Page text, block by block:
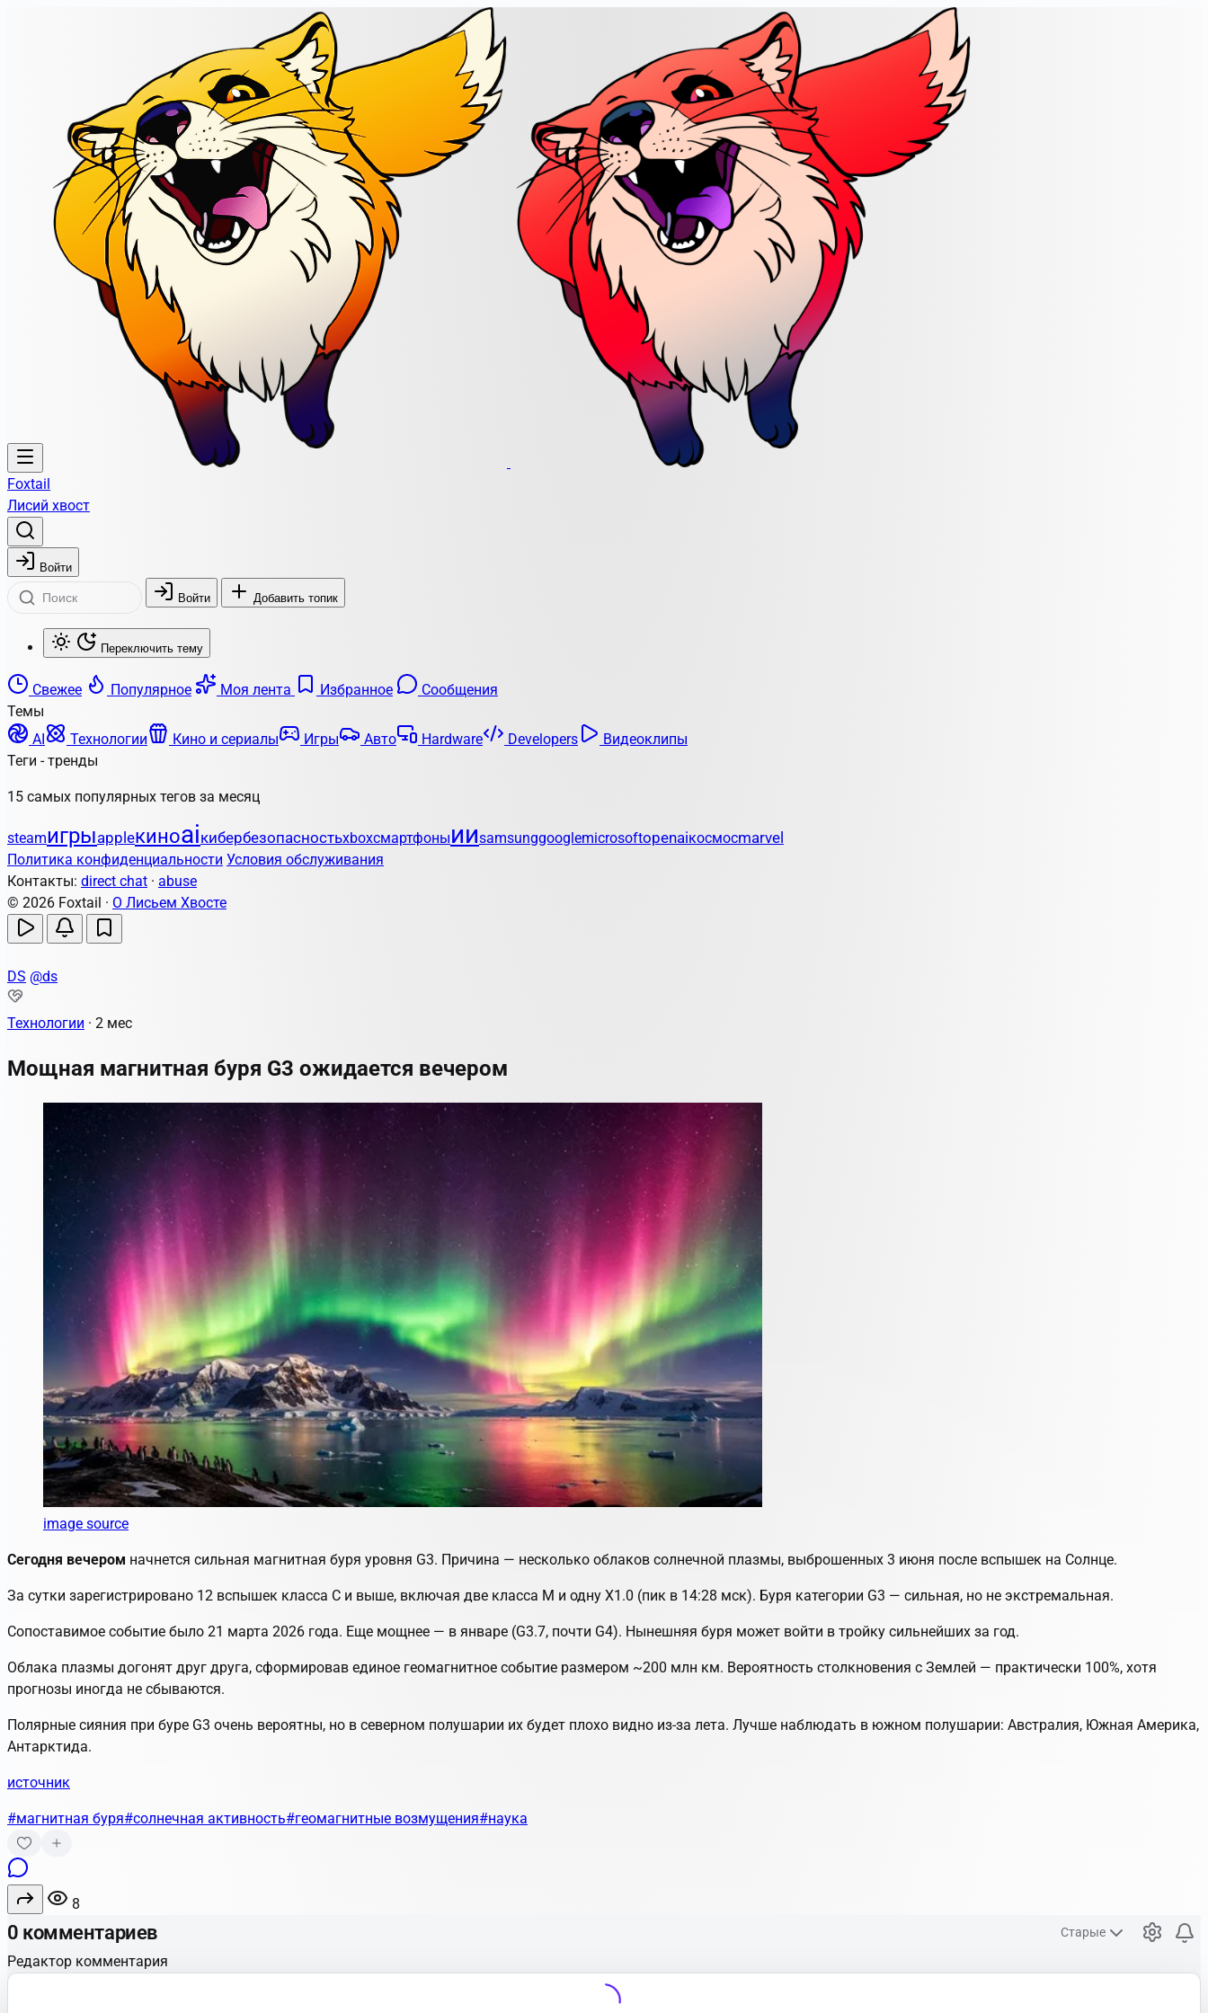
Foxtail
Лисий хвост
Войти
Войти Добавить топик
Переключить тему
Свежее Популярное Моя лента Избранное
Сообщения
Темы
AI
Технологии Кино и сериалы Игры Авто Hardware Developers
Видеоклипы
Теги - тренды
15 самых популярных тегов за месяц
steamигрыappleкиноaiкибербезопасностьxboxсмартфоныииsamsunggooglemicrosoftopenaiкосмосmarvel
Политика конфиденциальности Условия обслуживания
Контакты: direct chat · abuse
© 2026 Foxtail · О Лисьем Хвосте
DS @ds
Технологии · 2 мес
Мощная магнитная буря G3 ожидается вечером
image source
Сегодня вечером начнется сильная магнитная буря уровня G3. Причина — несколько облаков солнечной плазмы, выброшенных 3 июня после вспышек на Солнце.
За сутки зарегистрировано 12 вспышек класса C и выше, включая две класса M и одну X1.0 (пик в 14:28 мск). Буря категории G3 — сильная, но не экстремальная.
Сопоставимое событие было 21 марта 2026 года. Еще мощнее — в январе (G3.7, почти G4). Нынешняя буря может войти в тройку сильнейших за год.
Облака плазмы догонят друг друга, сформировав единое геомагнитное событие размером ~200 млн км. Вероятность столкновения с Землей — практически 100%, хотя
прогнозы иногда не сбываются.
Полярные сияния при буре G3 очень вероятны, но в северном полушарии их будет плохо видно из-за лета. Лучше наблюдать в южном полушарии: Австралия, Южная Америка,
Антарктида.
источник
#магнитная буря#солнечная активность#геомагнитные возмущения#наука
8
0 комментариев Старые
Редактор комментария